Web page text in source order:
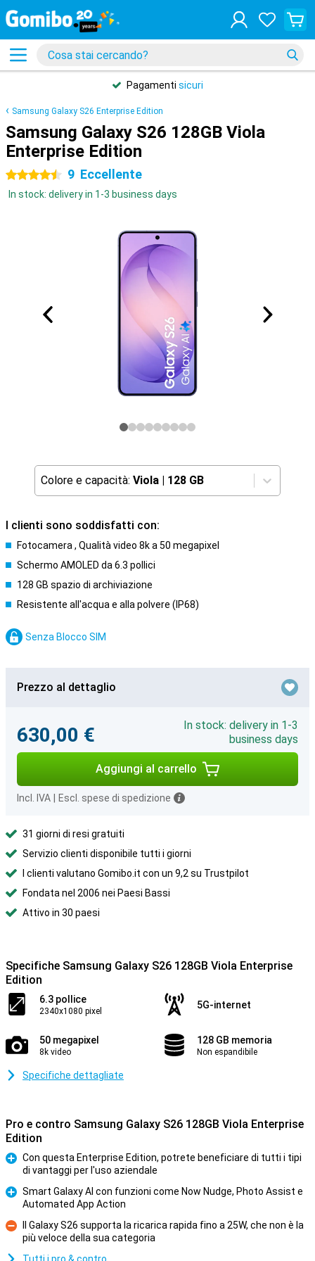
Pagamenti sicuri
Samsung Galaxy S26 Enterprise Edition
Samsung Galaxy S26 128GB Viola
Enterprise Edition
4.5 stelle 9 Eccellente
In stock: delivery in 1-3 business days
Colore e capacità: Viola | 128 GB
I clienti sono soddisfatti con:
Fotocamera , Qualità video 8k a 50 megapixel
Schermo AMOLED da 6.3 pollici
128 GB spazio di archiviazione
Resistente all'acqua e alla polvere (IP68)
Senza Blocco SIM
Prezzo al dettaglio
630,00 €
In stock: delivery in 1-3
business days
Aggiungi al carrello
Incl. IVA Escl. spese di spedizione
31 giorni di resi gratuiti
Servizio clienti disponibile tutti i giorni
I clienti valutano Gomibo.it con un 9,2 su Trustpilot
Fondata nel 2006 nei Paesi Bassi
Attivo in 30 paesi
Specifiche Samsung Galaxy S26 128GB Viola Enterprise
Edition
6.3 pollice
2340x1080 pixel
5G-internet
50 megapixel
8k video
128 GB memoria
Non espandibile
Specifiche dettagliate
Pro e contro Samsung Galaxy S26 128GB Viola Enterprise
Edition
Con questa Enterprise Edition, potrete beneficiare di tutti i tipi
di vantaggi per l'uso aziendale
Smart Galaxy AI con funzioni come Now Nudge, Photo Assist e
Automated App Action
Contro
Il Galaxy S26 supporta la ricarica rapida fino a 25W, che non è la
più veloce della sua categoria